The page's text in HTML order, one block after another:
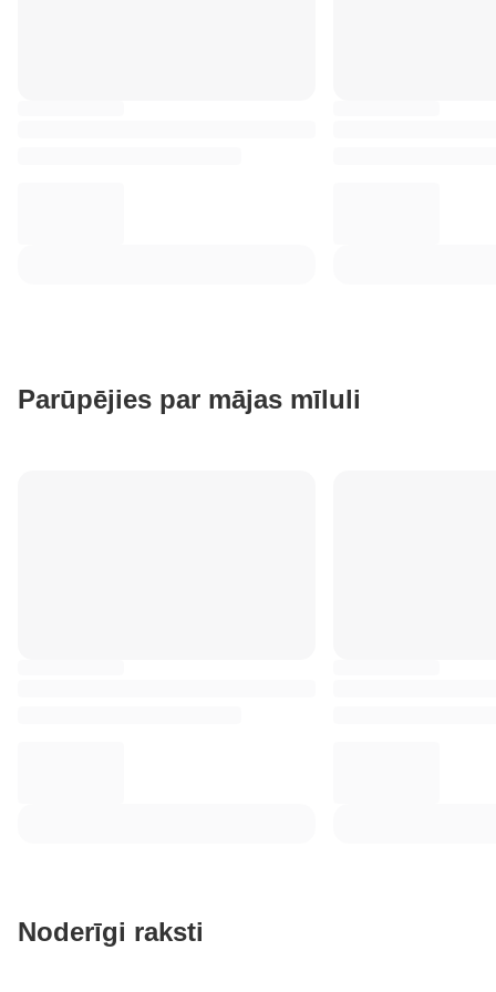
Parūpējies par mājas mīluli
Noderīgi raksti